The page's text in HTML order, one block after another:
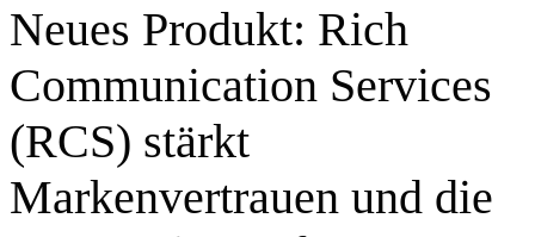
Neues Produkt: Rich
Communication Services
(RCS) stärkt
Markenvertrauen und die